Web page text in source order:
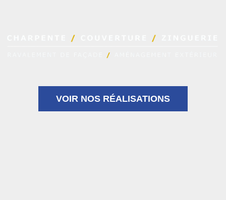
VOIR NOS RÉALISATIONS